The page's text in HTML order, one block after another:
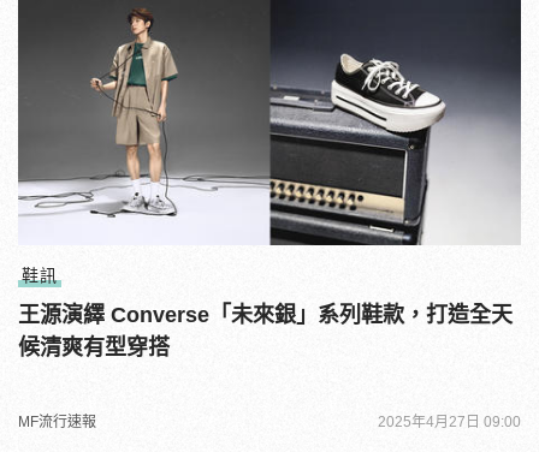
鞋訊
王源演繹 Converse「未來銀」系列鞋款，打造全天
候清爽有型穿搭
MF流行速報 2025年4月27日 09:00